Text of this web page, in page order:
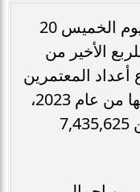
أعلنت الهيئة العامة للإحصاء، اليوم الخميس 20
الأخير من
أعداد المعتمرين
بنسبة 31% مقارنة بالفترة نفسها من عام 2023،
حيث بلغ إجمالي عدد المعتمرين 7,435,625